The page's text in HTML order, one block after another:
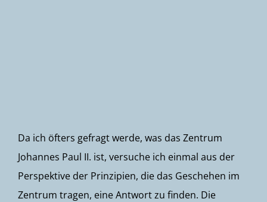
Da ich öfters gefragt werde, was das Zentrum
Johannes Paul II. ist, versuche ich einmal aus der
Perspektive der Prinzipien, die das Geschehen im
Zentrum tragen, eine Antwort zu finden. Die